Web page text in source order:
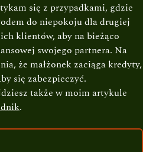
się z przypadkami, gdzie
do niepokoju dla drugiej
klientów, aby na bieżąco
swojego partnera. Na
że małżonek zaciąga kredyty,
się zabezpieczyć.
także w moim artykule
.